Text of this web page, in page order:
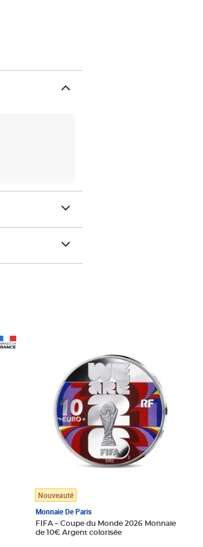
Nouveauté
Monnaie De Paris
FIFA – Coupe du Monde 2026 Monnaie
de 10€ Argent colorisée